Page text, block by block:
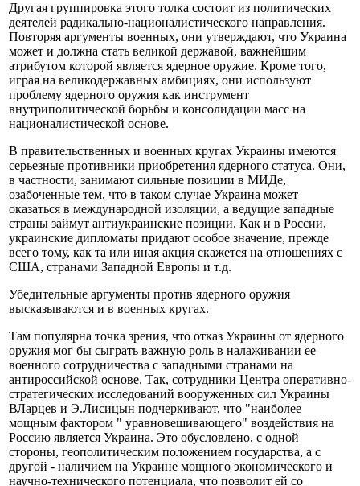
Другая группировка этого толка состоит из политических
деятелей радикально-националистического направления.
Повторяя аргументы военных, они утверждают, что Украина
может и должна стать великой державой, важнейшим
атрибутом которой является ядерное оружие. Кроме того,
играя на великодержавных амбициях, они используют
проблему ядерного оружия как инструмент
внутриполитической борьбы и консолидации масс на
националистической основе.
В правительственных и военных кругах Украины имеются
серьезные противники приобретения ядерного статуса. Они,
в частности, занимают сильные позиции в МИДе,
озабоченные тем, что в таком случае Украина может
оказаться в международной изоляции, а ведущие западные
страны займут антиукраинские позиции. Как и в России,
украинские дипломаты придают особое значение, прежде
всего тому, как та или иная акция скажется на отношениях с
США, странами Западной Европы и т.д.
Убедительные аргументы против ядерного оружия
высказываются и в военных кругах.
Там популярна точка зрения, что отказ Украины от ядерного
оружия мог бы сыграть важную роль в налаживании ее
военного сотрудничества с западными странами на
антироссийской основе. Так, сотрудники Центра оперативно-
стратегических исследований вооруженных сил Украины
ВЛарцев и Э.Лисицын подчеркивают, что "наиболее
мощным фактором " уравновешивающего" воздействия на
Россию является Украина. Это обусловлено, с одной
стороны, геополитическим положением государства, а с
другой - наличием на Украине мощного экономического и
научно-технического потенциала, что позволит ей со